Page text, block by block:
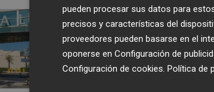
El Consell reactiva
encauzar rodajes al
pueden procesar sus datos para
precisos y características del
proveedores pueden basarse en el
oponerse en Configuración de
Configuración de cookies Política de